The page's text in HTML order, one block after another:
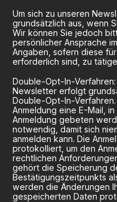
Um sich zu unseren
grundsätzlich aus, wenn
Wir können Sie jedoch
persönlicher Ansprache
Angaben, sofern diese
erforderlich sind, zu
Double-Opt-In-
Newsletter erfolgt
Double-Opt-In-
Anmeldung eine E-Mail,
Anmeldung gebeten
notwendig, damit sich
anmelden kann. Die
protokolliert, um den
rechtlichen
gehört die Speicherung
Bestätigungszeitpunkts
werden die Änderungen
gespeicherten Daten